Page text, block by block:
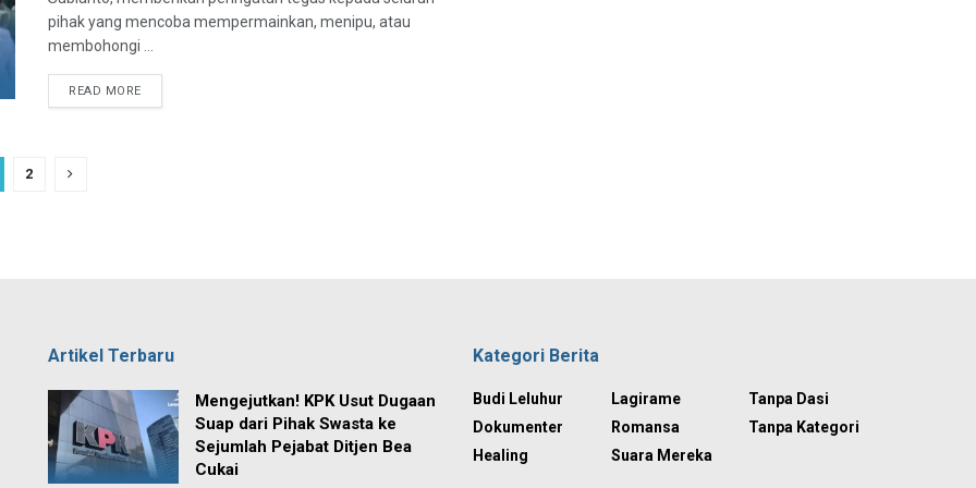
pihak yang mencoba mempermainkan, menipu, atau
membohongi ...
READ MORE
2
Artikel Terbaru
Mengejutkan! KPK Usut Dugaan
Suap dari Pihak Swasta ke
Sejumlah Pejabat Ditjen Bea
Cukai
Kategori Berita
Budi Leluhur
Dokumenter
Healing
Lagirame
Romansa
Suara Mereka
Tanpa Dasi
Tanpa Kategori